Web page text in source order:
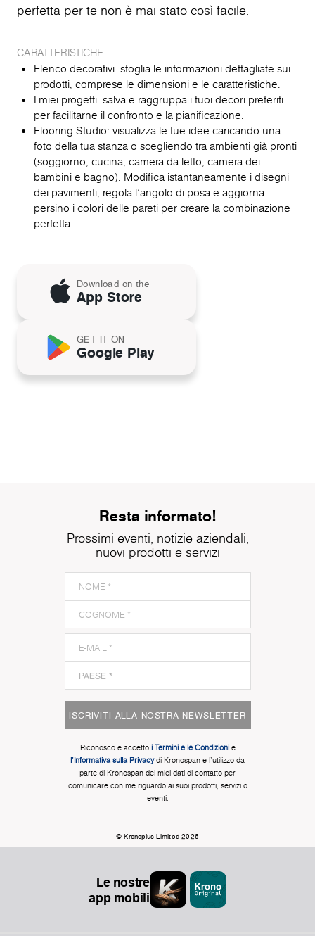
perfetta per te non è mai stato così facile.
CARATTERISTICHE
Elenco decorativi: sfoglia le informazioni dettagliate sui
prodotti, comprese le dimensioni e le caratteristiche.
I miei progetti: salva e raggruppa i tuoi decori preferiti
per facilitarne il confronto e la pianificazione.
Flooring Studio: visualizza le tue idee caricando una
foto della tua stanza o scegliendo tra ambienti già pronti
(soggiorno, cucina, camera da letto, camera dei
bambini e bagno). Modifica istantaneamente i disegni
dei pavimenti, regola l'angolo di posa e aggiorna
persino i colori delle pareti per creare la combinazione
perfetta.
Download on the
App Store
GET IT ON
Google Play
Resta informato!
Prossimi eventi, notizie aziendali,
nuovi prodotti e servizi
ISCRIVITI ALLA NOSTRA NEWSLETTER
Riconosco e accetto i Termini e le Condizionie
l'Informativa sulla Privacydi Kronospan e l'utilizzo da
parte di Kronospan dei miei dati di contatto per
comunicare con me riguardo ai suoi prodotti, servizi o
eventi.
© Kronoplus Limited 2026
Le nostre
app mobili